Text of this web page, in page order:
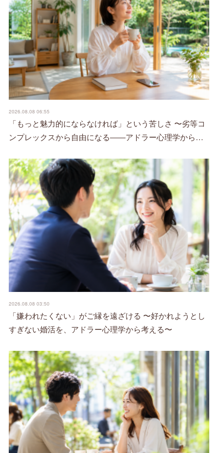
2026.08.08 06:55
「もっと魅力的にならなければ」という苦しさ 〜劣等コ
ンプレックスから自由になる――アドラー心理学から…
2026.08.08 03:50
「嫌われたくない」がご縁を遠ざける 〜好かれようとし
すぎない婚活を、アドラー心理学から考える〜